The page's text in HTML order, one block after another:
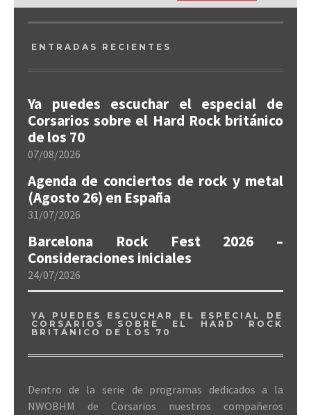
ENTRADAS RECIENTES
Ya puedes escuchar el especial de
Corsarios sobre el Hard Rock británico
de los 70
07/08/2026
Agenda de conciertos de rock y metal
(Agosto 26) en España
31/07/2026
Barcelona Rock Fest 2026 –
Consideraciones iniciales
24/07/2026
YA PUEDES ESCUCHAR EL ESPECIAL DE
CORSARIOS SOBRE EL HARD ROCK
BRITÁNICO DE LOS 70
Dentro de la serie de programas dedicados a la
NWOBHM de Corsarios nuestros compañeros